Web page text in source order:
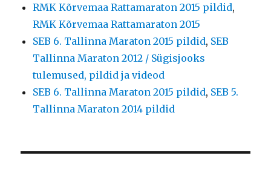
RMK Kõrvemaa Rattamaraton 2015 pildid,
RMK Kõrvemaa Rattamaraton 2015
SEB 6. Tallinna Maraton 2015 pildid, SEB
Tallinna Maraton 2012 / Sügisjooks
tulemused, pildid ja videod
SEB 6. Tallinna Maraton 2015 pildid, SEB 5.
Tallinna Maraton 2014 pildid